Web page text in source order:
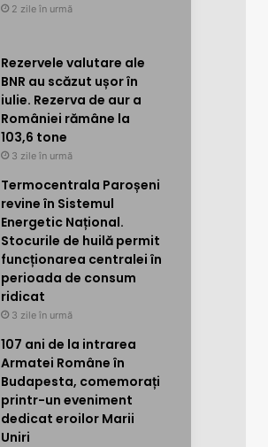
2 zile în urmă
Rezervele valutare ale
BNR au scăzut ușor în
iulie. Rezerva de aur a
României rămâne la
103,6 tone
3 zile în urmă
Termocentrala Paroșeni
revine în Sistemul
Energetic Național.
Stocurile de huilă permit
funcționarea centralei în
perioada de consum
ridicat
3 zile în urmă
107 ani de la intrarea
Armatei Române în
Budapesta, comemorați
printr-un eveniment
dedicat eroilor Marii
Uniri